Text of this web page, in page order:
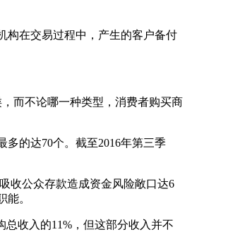
构在交易过程中，产生的客户备付
而不论哪一种类型，消费者购买商
的达70个。截至2016年第三季
收公众存款造成资金风险敞口达6
。
收入的11%，但这部分收入并不